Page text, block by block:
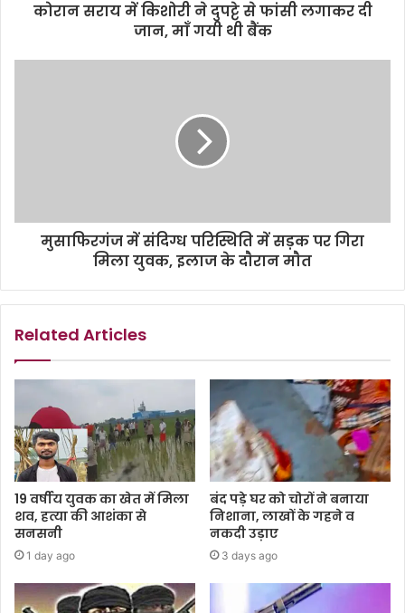
कोरान सराय में किशोरी ने दुपट्टे से फांसी लगाकर दी
जान, माँ गयी थी बैंक
मुसाफिरगंज में संदिग्ध परिस्थिति में सड़क पर गिरा
मिला युवक, इलाज के दाैरान माैत
Related Articles
19 वर्षीय युवक का खेत में मिला
शव, हत्या की आशंका से
सनसनी
1 day ago
बंद पड़े घर को चोरों ने बनाया
निशाना, लाखों के गहने व
नकदी उड़ाए
3 days ago